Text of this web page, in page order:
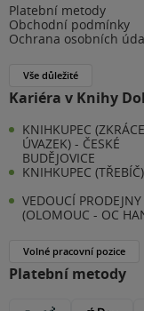
Platební metody
Obchodní podmínky
Ochrana osobních
Vše důležité
Kariéra v Knihy
KNIHKUPEC
ÚVAZEK) - ČESKÉ
BUDĚJOVICE
KNIHKUPEC (TŘEBÍČ)
VEDOUCÍ PRODEJNY
(OLOMOUC - OC
Volné pracovní pozice
Platební metody